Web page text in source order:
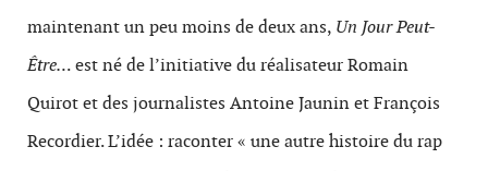
maintenant un peu moins de deux ans, Un Jour Peut-
Être…est né de l’initiative du réalisateur Romain
Quirot et des journalistes Antoine Jaunin et François
Recordier. L’idée : raconter « une autre histoire du rap